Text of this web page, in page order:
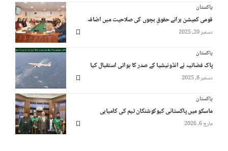
پاکستان
قومی کمیشن برائے حقوقِ بچوں کی صلاحیت میں اضافہ
دسمبر 20, 2025
پاکستان
پاک فضائیہ نے انڈونیشیا کے صدر کا ہوائی استقبال کیا
دسمبر 8, 2025
پاکستان
ماسکو میں پاکستانی کیوکوشنکان ٹیم کی کامیابی
مارچ 6, 2026